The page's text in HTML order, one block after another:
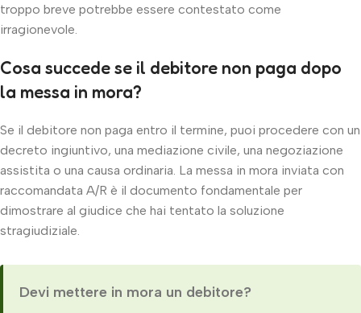
troppo breve potrebbe essere contestato come
irragionevole.
Cosa succede se il debitore non paga dopo
la messa in mora?
Se il debitore non paga entro il termine, puoi procedere con un
decreto ingiuntivo, una mediazione civile, una negoziazione
assistita o una causa ordinaria. La messa in mora inviata con
raccomandata A/R è il documento fondamentale per
dimostrare al giudice che hai tentato la soluzione
stragiudiziale.
Devi mettere in mora un debitore?